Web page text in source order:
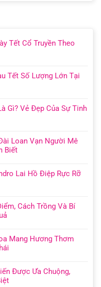
Tết Cổ Truyền Theo
Tết Số Lượng Lớn Tại
Gì? Vẻ Đẹp Của Sự Tinh
Loan Vạn Người Mê
Biết
Lai Hồ Điệp Rực Rỡ
Cách Trồng Và Bí
Mang Hương Thơm
Được Ưa Chuộng,